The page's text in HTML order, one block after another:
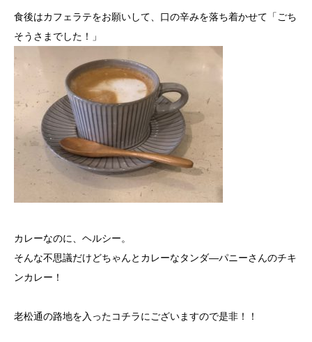
食後はカフェラテをお願いして、口の辛みを落ち着かせて「ごち
そうさまでした！」
カレーなのに、ヘルシー。
そんな不思議だけどちゃんとカレーなタンダ―パニーさんのチキ
ンカレー！
老松通の路地を入ったコチラにございますので是非！！